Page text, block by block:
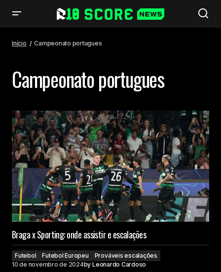
Início Campeonato portugues
Campeonato portugues
Braga x Sporting: onde assistir e escalações
Futebol Futebol Europeu
Prováveis escalações
10 de novembro de 2024by Leonardo Cardoso